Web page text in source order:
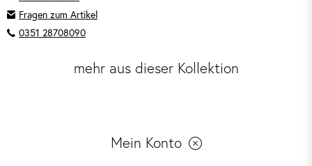
Fragen zum Artikel
0351 28708090
mehr aus dieser Kollektion
Mein Konto